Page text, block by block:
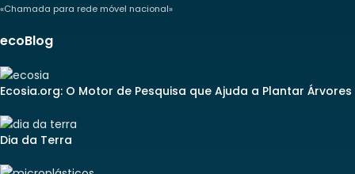
«Chamada para rede móvel nacional»
ecoBlog
Ecosia.org: O Motor de Pesquisa que Ajuda a Plantar Árvores
Dia da Terra